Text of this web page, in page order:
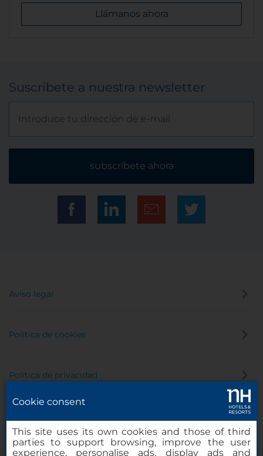
Llámanos ahora
Suscríbete a nuestra newsletter
subscríbete ahora
Aviso legal
Política de cookies
Política de privacidad
Cookie consent
This site uses its own cookies and those of third
parties to support browsing, improve the user
experience, personalise ads, display ads and